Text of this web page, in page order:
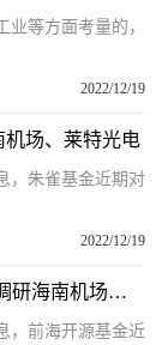
等方面考量的，
2022/12/19
场、莱特光电
，朱雀基金近期对
2022/12/19
每日速看!【机构调研记录】前海开源基金调研海南机场、民德电子
，前海开源基金近